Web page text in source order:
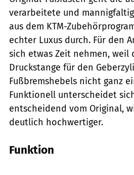
verarbeitete und
aus dem KTM-
echter Luxus durch. Für den
sich etwas Zeit nehmen, weil
Druckstange für den
Fußbremshebels nicht ganz
Funktionell unterscheidet
entscheidend vom Original,
deutlich hochwertiger.
Funktion